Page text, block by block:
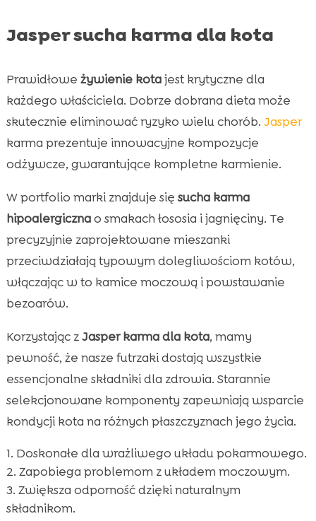
Jasper sucha karma dla kota
Prawidłowe żywienie kotajest krytyczne dla
każdego właściciela. Dobrze dobrana dieta może
skutecznie eliminować ryzyko wielu chorób. Jasper
karma prezentuje innowacyjne kompozycje
odżywcze, gwarantujące kompletne karmienie.
W portfolio marki znajduje się sucha karma
hipoalergicznao smakach łososia i jagnięciny. Te
precyzyjnie zaprojektowane mieszanki
przeciwdziałają typowym dolegliwościom kotów,
włączając w to kamice moczową i powstawanie
bezoarów.
Korzystając zJasper karma dla kota, mamy
pewność, że nasze futrzaki dostają wszystkie
essencjonalne składniki dla zdrowia. Starannie
selekcjonowane komponenty zapewniają wsparcie
kondycji kota na różnych płaszczyznach jego życia.
Doskonałe dla wrażliwego układu pokarmowego.
Zapobiega problemom z układem moczowym.
Zwiększa odporność dzięki naturalnym
składnikom.